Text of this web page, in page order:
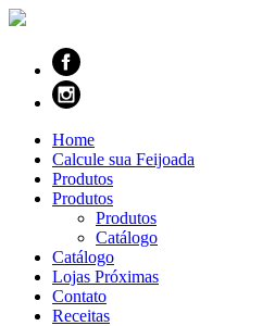
Home
Calcule sua Feijoada
Produtos
Produtos
Produtos
Catálogo
Catálogo
Lojas Próximas
Contato
Receitas